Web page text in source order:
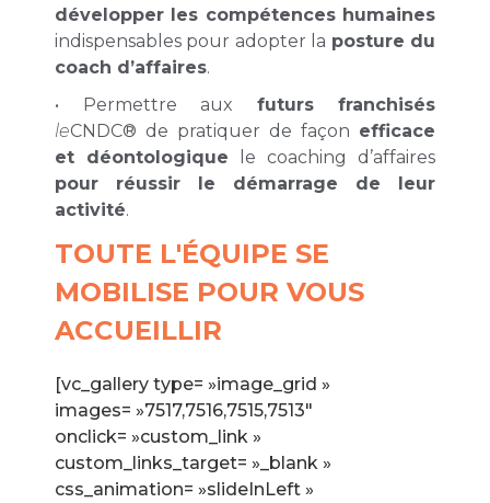
développer les compétences humaines
indispensables pour adopter la posture du
coach d’affaires.
• Permettre aux futurs franchisés
leCNDC® de pratiquer de façon efficace
et déontologique le coaching d’affaires
pour réussir le démarrage de leur
activité.
TOUTE L'ÉQUIPE SE
MOBILISE POUR VOUS
ACCUEILLIR
[vc_gallery type= »image_grid »
images= »7517,7516,7515,7513″
onclick= »custom_link »
custom_links_target= »_blank »
css_animation= »slideInLeft »